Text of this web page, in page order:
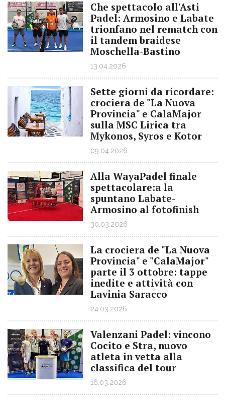
Che spettacolo all'Asti
Padel: Armosino e Labate
trionfano nel rematch con
il tandem braidese
Moschella-Bastino
13.04.2026
Sette giorni da ricordare:
crociera de "La Nuova
Provincia" e CalaMajor
sulla MSC Lirica tra
Mykonos, Syros e Kotor
09.04.2026
Alla WayaPadel finale
spettacolare:a la
spuntano Labate-
Armosino al fotofinish
30.03.2026
La crociera de "La Nuova
Provincia" e "CalaMajor"
parte il 3 ottobre: tappe
inedite e attività con
Lavinia Saracco
24.03.2026
Valenzani Padel: vincono
Cocito e Stra, nuovo
atleta in vetta alla
classifica del tour
16.03.2026